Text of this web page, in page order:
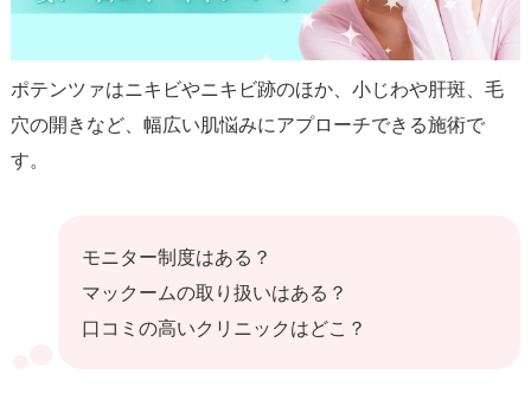
ポテンツァはニキビやニキビ跡のほか、小じわや肝斑、毛
穴の開きなど、幅広い肌悩みにアプローチできる施術で
モニター制度はある？
マックームの取り扱いはある？
口コミの高いクリニックはどこ？